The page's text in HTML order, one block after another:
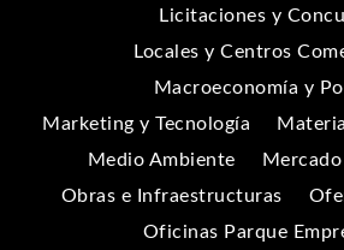
Licitaciones y
Locales y Centros
Macroeconomía y
Marketing y Tecnología
Medio Ambiente
Obras e Infraestructuras
Oficinas Parque